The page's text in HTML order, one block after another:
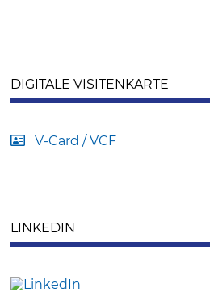
DIGITALE VISITENKARTE
V-Card / VCF
LINKEDIN